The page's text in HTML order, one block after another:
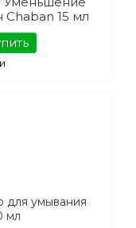
15 мл